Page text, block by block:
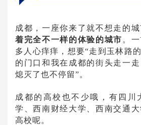
成都，一座你来了就不想走的
着完全不一样的体验的城市 。
多人心痒痒，想要“走到玉林路
的门口和我在成都的街头走一
熄灭了也不停留”。
成都的高校也不少哦，有四川
学、西南财经大学、西南交通
高校呢。